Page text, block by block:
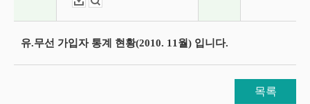
유.무선 가입자 통계 현황(2010. 11월) 입니다.
목록